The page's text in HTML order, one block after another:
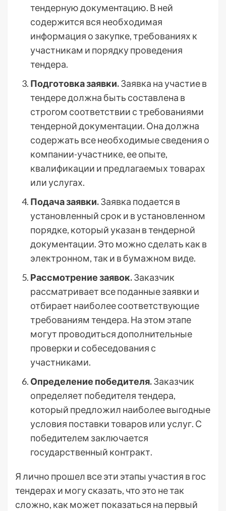
тендерную документацию. В ней
содержится вся необходимая
информация о закупке, требованиях к
участникам и порядку проведения
тендера.
Подготовка заявки.Заявка на участие в
тендере должна быть составлена в
строгом соответствии с требованиями
тендерной документации. Она должна
содержать все необходимые сведения о
компании-участнике, ее опыте,
квалификации и предлагаемых товарах
или услугах.
Подача заявки.Заявка подается в
установленный срок и в установленном
порядке, который указан в тендерной
документации. Это можно сделать как в
электронном, так и в бумажном виде.
Рассмотрение заявок.Заказчик
рассматривает все поданные заявки и
отбирает наиболее соответствующие
требованиям тендера. На этом этапе
могут проводиться дополнительные
проверки и собеседования с
участниками.
Определение победителя.Заказчик
определяет победителя тендера,
который предложил наиболее выгодные
условия поставки товаров или услуг. С
победителем заключается
государственный контракт.
Я лично прошел все эти этапы участия в гос
тендерах и могу сказать, что это не так
сложно, как может показаться на первый